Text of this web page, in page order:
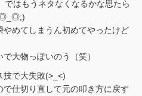
ではもうネタなくなるかな思たら
めてしまうん初めてやったけど
大物っぽいのう（笑）
技で大失敗(>_<)
仕切り直して元の叩き方に戻す